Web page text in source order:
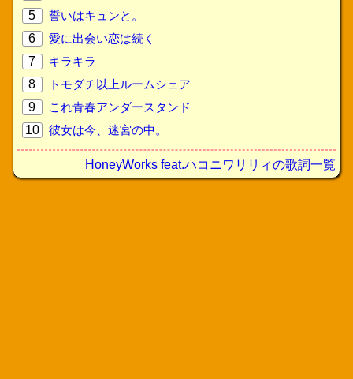
5
誓いはキュンと。
6
愛に出会い恋は続く
7
キラキラ
8
トモダチ以上ルームシェア
9
これ青春アンダースタンド
10
彼女は今、迷宮の中。
HoneyWorks feat.ハコニワリリィの歌詞一覧